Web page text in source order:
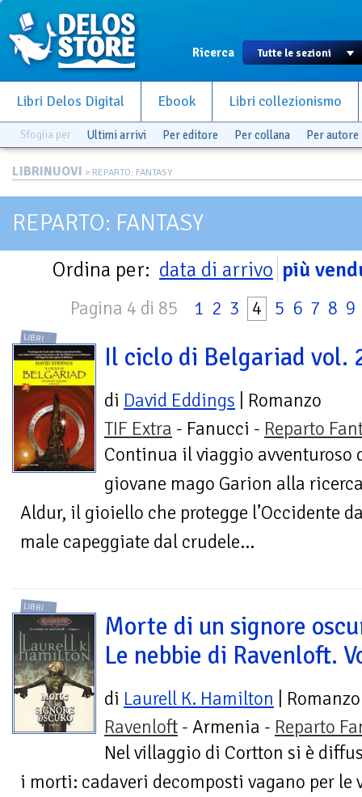
Ricerca
Libri Delos Digital Ebook Libri collezionismo
Sfoglia per Ultimi arrivi Per editore Per collana Per autore
LIBRINUOVI > REPARTO: FANTASY
REPARTO: FANTASY
Ordina per: data di arrivo più
Pagina 4 di 85 1 2 3 4 5 6 7 8 9
LIBRI
Il ciclo di Belgariad vol.
di David Eddings | Romanzo
TIF Extra - Fanucci - Reparto
Continua il viaggio avventuroso
giovane mago Garion alla
Aldur, il gioiello che protegge l’Occidente
male capeggiate dal crudele...
LIBRI
Morte di un signore
Le nebbie di Ravenloft.
di Laurell K. Hamilton | Romanzo
Ravenloft - Armenia - Reparto
Nel villaggio di Cortton si è
i morti: cadaveri decomposti vagano per le